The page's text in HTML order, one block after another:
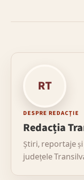
RT
DESPRE REDACȚIE
Redacția
Știri, reportaje
județele